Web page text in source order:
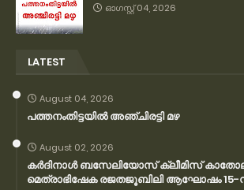
ഓഗസ്റ്റ് 04, 2026
LATEST
August 04, 2026
പത്തനംതിട്ടയിൽ അഞ്ചിരട്ടി മഴ
August 02, 2026
കര്‍ദിനാള്‍ ബസേലിയോസ് ക്ലീമിസ്
മെത്രാഭിഷേക രജതജൂബിലി ആഘോഷം 15-